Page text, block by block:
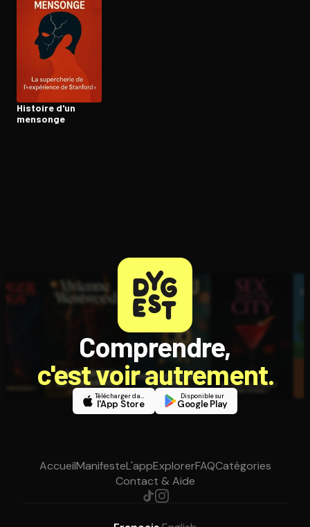
Histoire d'un
mensonge
Comprendre,
c'est voir autrement.
Télécharger dans
l'App Store
Disponible sur
Google Play
AccueilManifesteL'appExplorerFAQCatégories
Contact & Aide